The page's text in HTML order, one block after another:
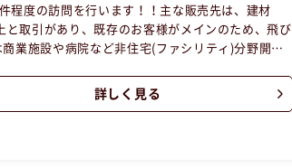
程度の訪問を行います！！主な販売先は、建材
取引があり、既存のお客様がメインのため、飛び
業施設や病院など非住宅(ファシリティ)分野開拓
修を頻繁に行い、情報
も可能です！！ 未経験者でも安できる心よう、丁
詳しく見る